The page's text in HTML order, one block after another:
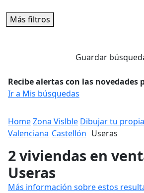
Más filtros
Guardar
Recibe alertas con las novedades
Ir a Mis búsquedas
HomeZona Vislble Dibujar tu
Valenciana Castellón Useras
2 viviendas en
Useras
Más información sobre estos